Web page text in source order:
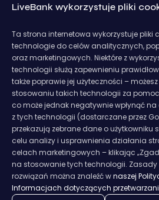
LiveBank wykorzystuje pliki
Ta strona internetowa wykorzystuje pliki
technologie do celów analitycznych,
oraz marketingowych. Niektóre z
technologii służą zapewnieniu
także poprawie jej użyteczności –
stosowaniu takich technologii za
co może jednak negatywnie wpłynąć na
z tych technologii (dostarczane przez
przekazują zebrane dane o użytkowniku
celu analizy i usprawnienia działania
celach marketingowych – klikając
na stosowanie tych technologii.
rozwiązań można znaleźć wnaszej
Informacjach dotyczących